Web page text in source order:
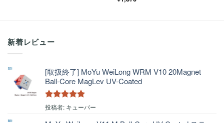
新着レビュー
[取扱終了] MoYu WeiLong WRM V10 20Magnet
Ball-Core MagLev UV-Coated
5段階中 5 の
投稿者: キューバー